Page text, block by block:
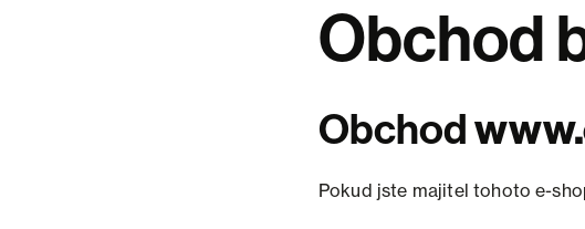
Obchod
Obchod
Pokud jste majitel tohoto e-